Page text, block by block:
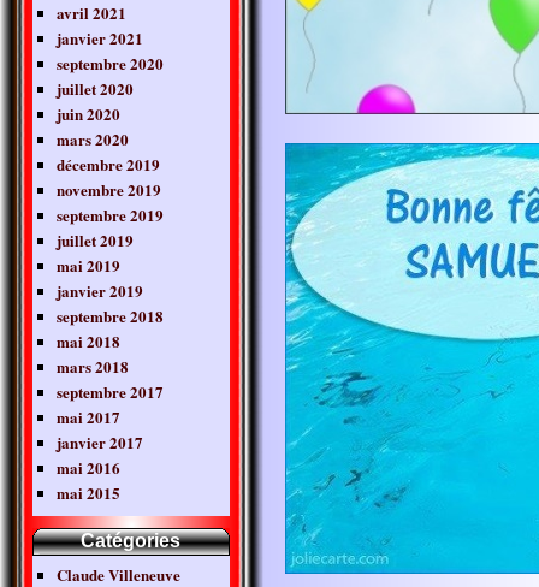
avril 2021
janvier 2021
septembre 2020
juillet 2020
juin 2020
mars 2020
décembre 2019
novembre 2019
septembre 2019
juillet 2019
mai 2019
janvier 2019
septembre 2018
mai 2018
mars 2018
septembre 2017
mai 2017
janvier 2017
mai 2016
mai 2015
Catégories
Claude Villeneuve